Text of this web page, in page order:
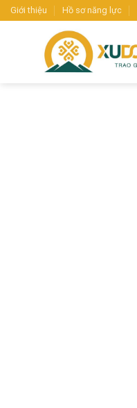
Skip
to
Giới thiệu Hồ sơ năng lực